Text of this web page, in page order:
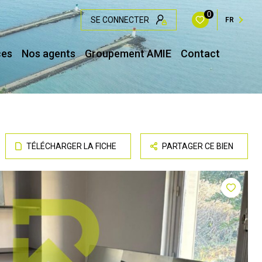
SE CONNECTER
0
FR
Nos agents Groupement AMIE Contact
TÉLÉCHARGER LA FICHE PARTAGER CE BIEN